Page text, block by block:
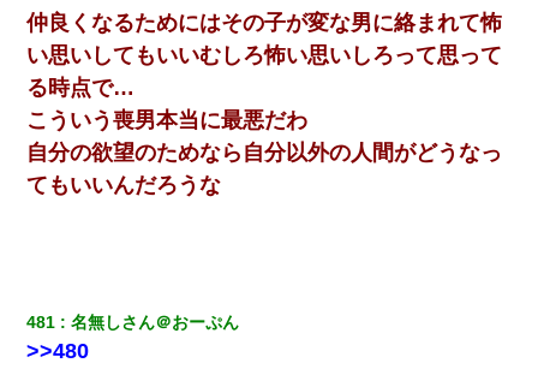
【復讐】義兄嫁「生活費、足りない分を貸してほしい」私「貸す
わけないでしょｗｗｗｗ」→ 理由を話したら泣き出して・・私
（あまりにも希望通り）
転職先が決まったので退職の意思を伝えたら。上司「無責任」
「簡単には辞めさせない」私（どうせ辞めるし…）→ 思いっきり
反論をしてみた
旋のアパートに行け」→ 旦那が義兄に通報したら「志望校を変え
ろ！」とキレて・・・
仲良くなるためにはその子が変な男に絡まれて怖
い思いしてもいいむしろ怖い思いしろって思って
る時点で…
こういう喪男本当に最悪だわ
自分の欲望のためなら自分以外の人間がどうなっ
てもいいんだろうな
481 名無しさん＠おーぷん
>>480